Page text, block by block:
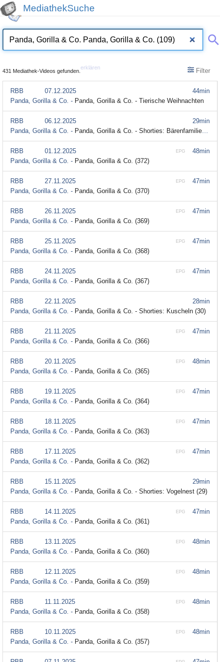
MediathekSuche
431 Mediathek-Videos gefunden.
erklären Filter
44min
RBB
07.12.2025
Panda, Gorilla & Co. - Panda, Gorilla & Co. - Tierische Weihnachten
29min
RBB
06.12.2025
Panda, Gorilla & Co. - Panda, Gorilla & Co. - Shorties: Bärenfamilie (31)
48min
EPG
RBB
01.12.2025
Panda, Gorilla & Co. - Panda, Gorilla & Co. (372)
47min
EPG
RBB
27.11.2025
Panda, Gorilla & Co. - Panda, Gorilla & Co. (370)
47min
EPG
RBB
26.11.2025
Panda, Gorilla & Co. - Panda, Gorilla & Co. (369)
47min
EPG
RBB
25.11.2025
Panda, Gorilla & Co. - Panda, Gorilla & Co. (368)
47min
EPG
RBB
24.11.2025
Panda, Gorilla & Co. - Panda, Gorilla & Co. (367)
28min
RBB
22.11.2025
Panda, Gorilla & Co. - Panda, Gorilla & Co. - Shorties: Kuscheln (30)
47min
EPG
RBB
21.11.2025
Panda, Gorilla & Co. - Panda, Gorilla & Co. (366)
48min
EPG
RBB
20.11.2025
Panda, Gorilla & Co. - Panda, Gorilla & Co. (365)
47min
EPG
RBB
19.11.2025
Panda, Gorilla & Co. - Panda, Gorilla & Co. (364)
47min
EPG
RBB
18.11.2025
Panda, Gorilla & Co. - Panda, Gorilla & Co. (363)
47min
EPG
RBB
17.11.2025
Panda, Gorilla & Co. - Panda, Gorilla & Co. (362)
29min
RBB
15.11.2025
Panda, Gorilla & Co. - Panda, Gorilla & Co. - Shorties: Vogelnest (29)
47min
EPG
RBB
14.11.2025
Panda, Gorilla & Co. - Panda, Gorilla & Co. (361)
48min
EPG
RBB
13.11.2025
Panda, Gorilla & Co. - Panda, Gorilla & Co. (360)
48min
EPG
RBB
12.11.2025
Panda, Gorilla & Co. - Panda, Gorilla & Co. (359)
48min
EPG
RBB
11.11.2025
Panda, Gorilla & Co. - Panda, Gorilla & Co. (358)
48min
EPG
RBB
10.11.2025
Panda, Gorilla & Co. - Panda, Gorilla & Co. (357)